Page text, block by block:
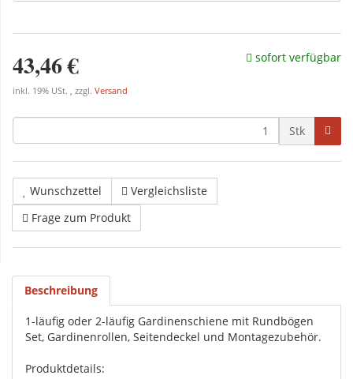
43,46 €
inkl. 19% USt. , zzgl. Versand
sofort verfügbar
Stk
Wunschzettel
Vergleichsliste
Frage zum Produkt
Beschreibung
1-läufig oder 2-läufig Gardinenschiene mit Rundbögen
Set, Gardinenrollen, Seitendeckel und Montagezubehör.
Produktdetails: